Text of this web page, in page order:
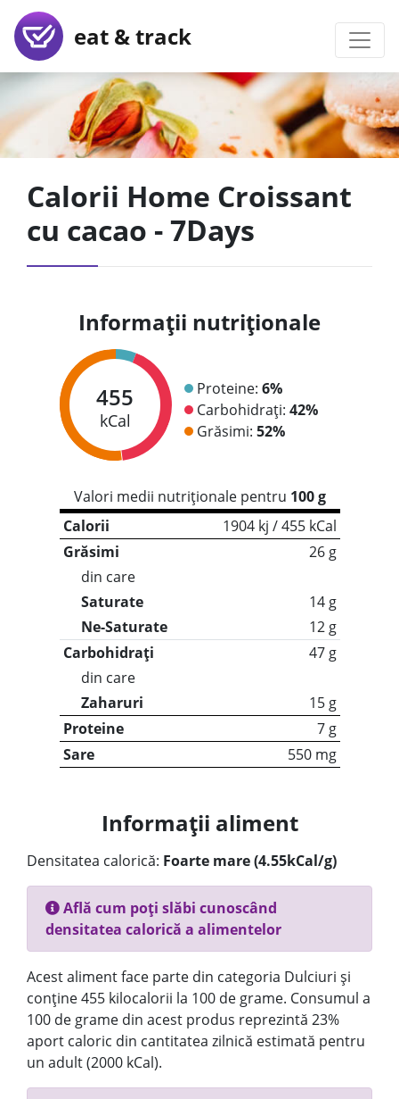
eat & track
Calorii Home Croissant
cu cacao - 7Days
Informații nutriționale
455
kCal
Proteine: 6%
Carbohidrați: 42%
Grăsimi: 52%
Valori medii nutriționale pentru 100 g
Calorii
1904 kj / 455 kCal
Grăsimi
26 g
din care
Saturate
14 g
Ne-Saturate
12 g
Carbohidrați
47 g
din care
Zaharuri
15 g
Proteine
7 g
Sare
550 mg
Informații aliment
Densitatea calorică: Foarte mare (4.55kCal/g)
Află cum poți slăbi cunoscând
densitatea calorică a alimentelor
Acest aliment face parte din categoria Dulciuri și
conține 455 kilocalorii la 100 de grame. Consumul a
100 de grame din acest produs reprezintă 23%
aport caloric din cantitatea zilnică estimată pentru
un adult (2000 kCal).